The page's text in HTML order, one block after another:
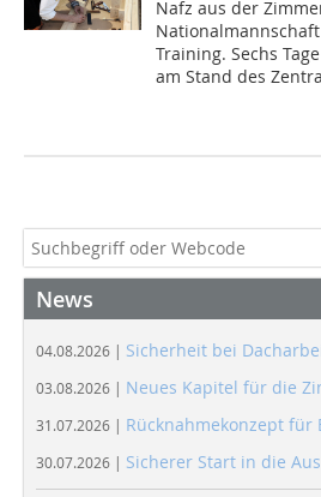
Nafz aus der
Training. Sechs
am Stand des
News
04.08.2026 | Sicherheit bei
03.08.2026 | Neues Kapitel für die
31.07.2026 | Rücknahmekonzept für
30.07.2026 | Sicherer Start in die